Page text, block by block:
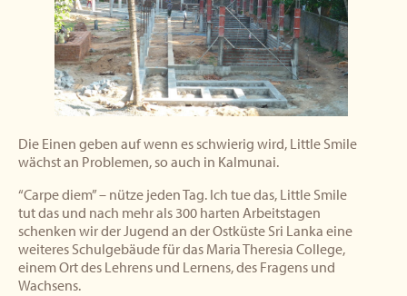
Die Einen geben auf wenn es schwierig wird, Little Smile
wächst an Problemen, so auch in Kalmunai.
“Carpe diem” – nütze jeden Tag. Ich tue das, Little Smile
tut das und nach mehr als 300 harten Arbeitstagen
schenken wir der Jugend an der Ostküste Sri Lanka eine
weiteres Schulgebäude für das Maria Theresia College,
einem Ort des Lehrens und Lernens, des Fragens und
Wachsens.